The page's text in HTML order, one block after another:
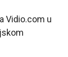
Vidio.com u